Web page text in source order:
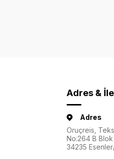
Adres &
Adres
Oruçreis,
No:264 B Blok
34235